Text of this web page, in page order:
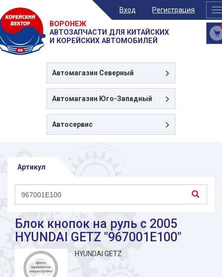
Вход Регистрация
ВОРОНЕЖ
АВТОЗАПЧАСТИ ДЛЯ КИТАЙСКИХ
И КОРЕЙСКИХ АВТОМОБИЛЕЙ
Автомагазин Северный
Автомагазин Юго-Западный
Автосервис
Артикул
Блок кнопок на руль с 2005
HYUNDAI GETZ "967001E100"
HYUNDAI GETZ